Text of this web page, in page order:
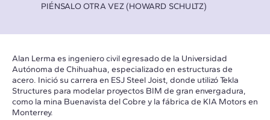
PIÉNSALO OTRA VEZ (HOWARD SCHULTZ)
Alan Lerma es ingeniero civil egresado de la Universidad
Autónoma de Chihuahua, especializado en estructuras de
acero. Inició su carrera en ESJ Steel Joist, donde utilizó Tekla
Structures para modelar proyectos BIM de gran envergadura,
como la mina Buenavista del Cobre y la fábrica de KIA Motors en
Monterrey.